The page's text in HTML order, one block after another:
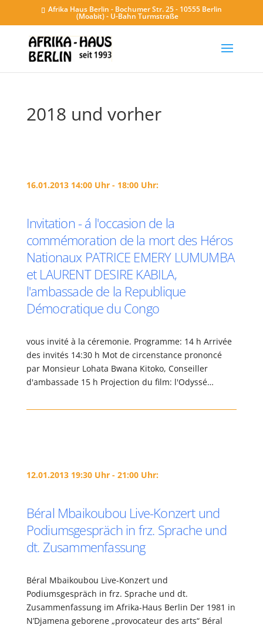
Afrika Haus Berlin - Bochumer Str. 25 - 10555 Berlin
(Moabit) - U-Bahn Turmstraße
2018 und vorher
16.01.2013 14:00 Uhr - 18:00 Uhr:
Invitation - á l'occasion de la
commémoration de la mort des Héros
Nationaux PATRICE EMERY LUMUMBA
et LAURENT DESIRE KABILA,
l'ambassade de la Republique
Démocratique du Congo
vous invité à la céremonie. Programme: 14 h Arrivée
des invités 14:30 h Mot de circenstance prononcé
par Monsieur Lohata Bwana Kitoko, Conseiller
d'ambassade 15 h Projection du film: l'Odyssé…
12.01.2013 19:30 Uhr - 21:00 Uhr:
Béral Mbaikoubou Live-Konzert und
Podiumsgespräch in frz. Sprache und
dt. Zusammenfassung
Béral Mbaikoubou Live-Konzert und
Podiumsgespräch in frz. Sprache und dt.
Zusammenfassung im Afrika-Haus Berlin Der 1981 in
N’Djamena geborene „provocateur des arts“ Béral